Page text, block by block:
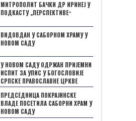
МИТРОПОЛИТ БАЧКИ ДР ИРИНЕЈ У
ПОДКАСТУ „ПЕРСПЕКТИВЕˮ
ВИДОВДАН У САБОРНОМ ХРАМУ У
НОВОМ САДУ
У НОВОМ САДУ ОДРЖАН ПРИЈЕМНИ
ИСПИТ ЗА УПИС У БОГОСЛОВИЈЕ
СРПСКЕ ПРАВОСЛАВНЕ ЦРКВЕ
ПРЕДСЕДНИЦА ПОКРАЈИНСКЕ
ВЛАДЕ ПОСЕТИЛА САБОРНИ ХРАМ У
НОВОМ САДУ